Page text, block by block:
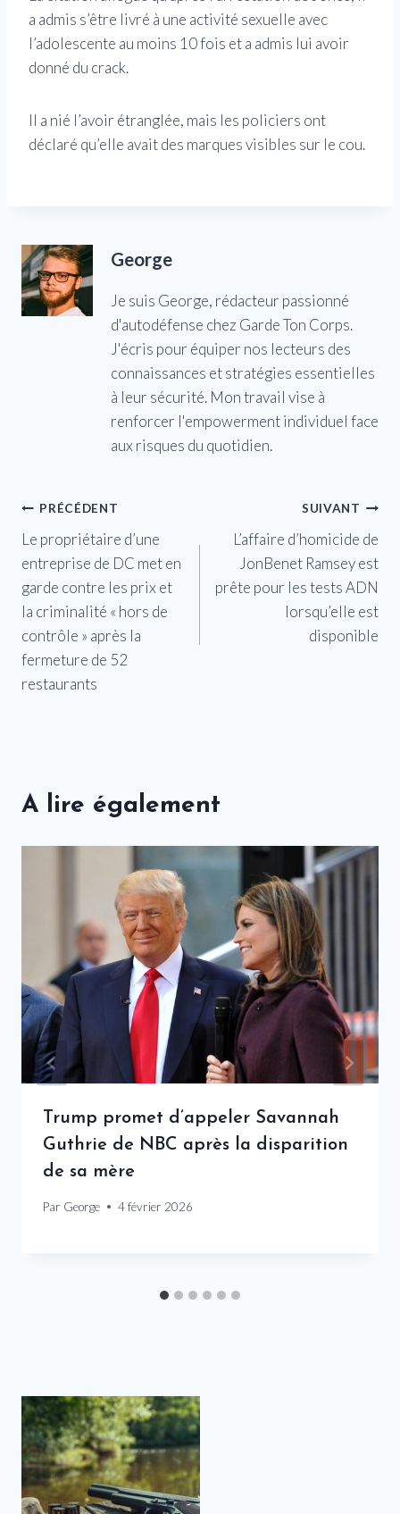
a admis s’être livré à une activité sexuelle avec
l’adolescente au moins 10 fois et a admis lui avoir
donné du crack.
Il a nié l’avoir étranglée, mais les policiers ont
déclaré qu’elle avait des marques visibles sur le cou.
George
Je suis George, rédacteur passionné
d'autodéfense chez Garde Ton Corps.
J'écris pour équiper nos lecteurs des
connaissances et stratégies essentielles
à leur sécurité. Mon travail vise à
renforcer l'empowerment individuel face
aux risques du quotidien.
Navigation
de
l’article
PRÉCÉDENT
Le propriétaire d’une
entreprise de DC met en
garde contre les prix et
la criminalité « hors de
contrôle » après la
fermeture de 52
restaurants
SUIVANT
L’affaire d’homicide de
JonBenet Ramsey est
prête pour les tests ADN
lorsqu’elle est
disponible
A lire également
Trump promet d’appeler Savannah
Guthrie de NBC après la disparition
de sa mère
Par George 4 février 2026